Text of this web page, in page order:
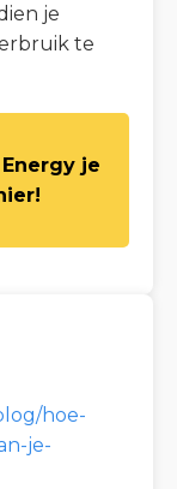
je
te
je
hoe-
je-